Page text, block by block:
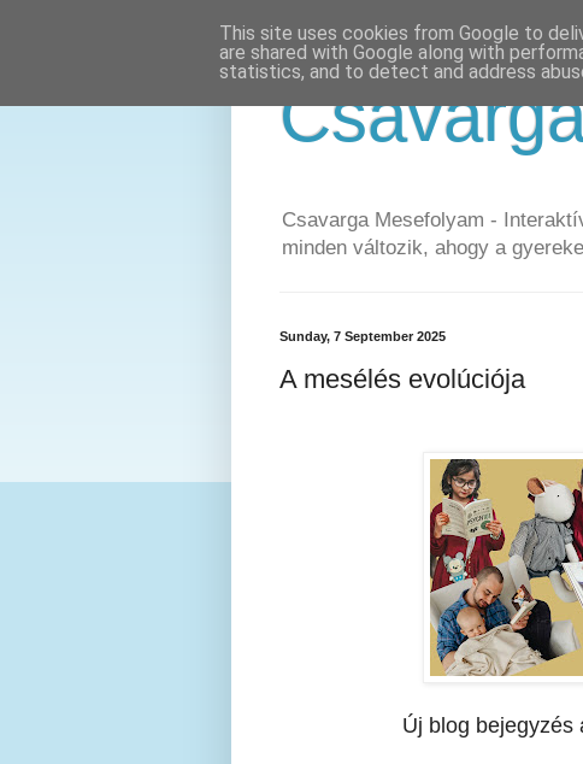
Csavarga Mesefolyam -
minden változik, ahogy a
Sunday, 7 September 2025
A mesélés evolúciója
Új blog bejegyzés
This site uses cookies from Google to
are shared with Google along with
statistics, and to detect and address